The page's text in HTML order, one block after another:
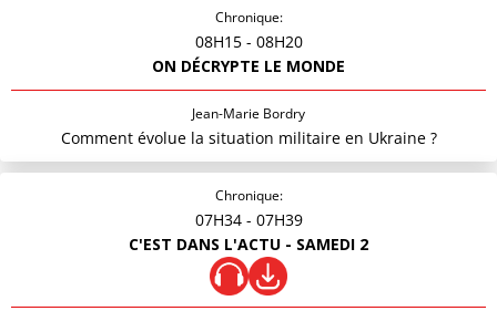
Chronique:
08H15 - 08H20
ON DÉCRYPTE LE MONDE
Jean-Marie Bordry
Comment évolue la situation militaire en Ukraine ?
Chronique:
07H34 - 07H39
C'EST DANS L'ACTU - SAMEDI 2